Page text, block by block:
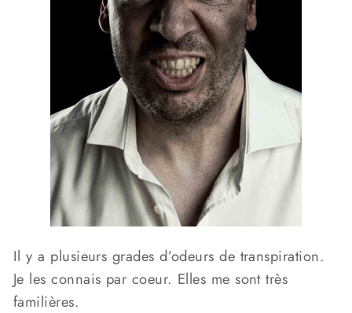
Il y a plusieurs grades d’odeurs de transpiration.
Je les connais par coeur. Elles me sont très
familières.